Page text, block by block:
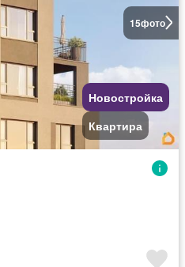
15фото
Новостройка
Квартира